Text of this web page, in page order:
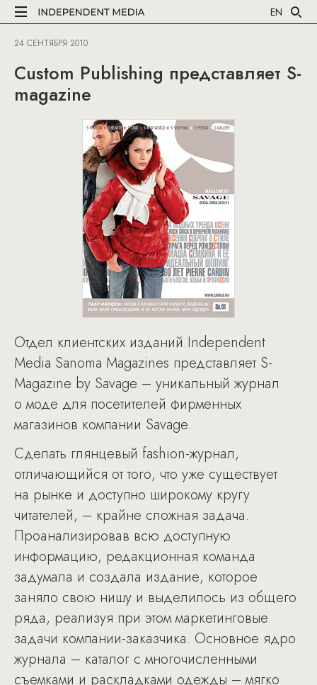
EN
24 СЕНТЯБРЯ 2010
Custom Publishing представляет S-
magazine
Отдел клиентских изданий Independent
Media Sanoma Magazines представляет S-
Magazine by Savage – уникальный журнал
о моде для посетителей фирменных
магазинов компании Savage.
Сделать глянцевый fashion-журнал,
отличающийся от того, что уже существует
на рынке и доступно широкому кругу
читателей, – крайне сложная задача.
Проанализировав всю доступную
информацию, редакционная команда
задумала и создала издание, которое
заняло свою нишу и выделилось из общего
ряда, реализуя при этом маркетинговые
задачи компании-заказчика. Основное ядро
журнала – каталог с многочисленными
съемками и раскладками одежды – мягко